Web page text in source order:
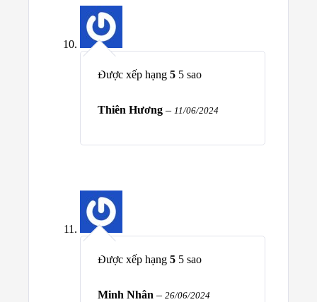
Được xếp hạng 5 5 sao
Thiên Hương – 11/06/2024
Được xếp hạng 5 5 sao
Minh Nhân – 26/06/2024